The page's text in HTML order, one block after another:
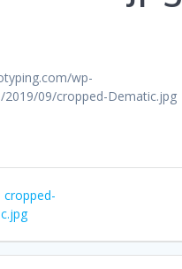
wp-
09/cropped-Dematic.jpg
Vorheriger
Beitrag:
cropped-